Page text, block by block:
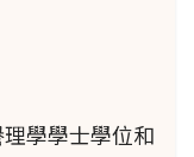
有500種動植物
Natural
致力於保護和
享受並參與我
學學士學位和